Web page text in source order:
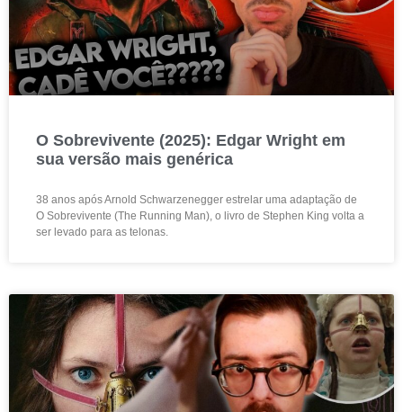
O Sobrevivente (2025): Edgar Wright em
sua versão mais genérica
38 anos após Arnold Schwarzenegger estrelar uma adaptação de
O Sobrevivente (The Running Man), o livro de Stephen King volta a
ser levado para as telonas.